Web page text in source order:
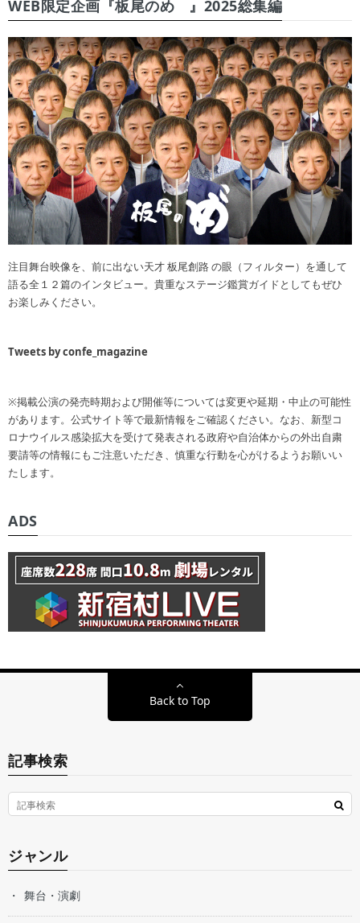
WEB限定企画『板尾のめ゙』2025総集編
注目舞台映像を、前に出ない天才 板尾創路 の眼（フィルター）を通して
語る全１２篇のインタビュー。貴重なステージ鑑賞ガイドとしてもぜひ
お楽しみください。
Tweets by confe_magazine
※掲載公演の発売時期および開催等については変更や延期・中止の可能性
があります。公式サイト等で最新情報をご確認ください。なお、新型コ
ロナウイルス感染拡大を受けて発表される政府や自治体からの外出自粛
要請等の情報にもご注意いただき、慎重な行動を心がけるようお願いい
たします。
ADS
Back to Top
記事検索
ジャンル
舞台・演劇